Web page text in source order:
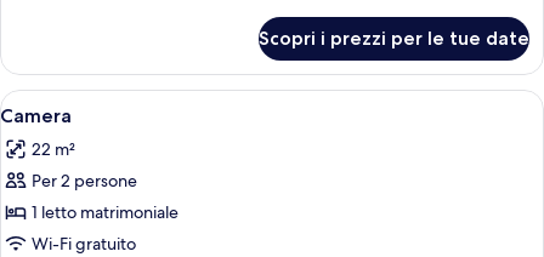
Twin
Room
Scopri i prezzi per le tue date
Apri
tutte
le
foto
per
Camera
Una camera d'albergo con un letto,
4
Camera
22 m²
Per 2 persone
1 letto matrimoniale
Wi-Fi gratuito